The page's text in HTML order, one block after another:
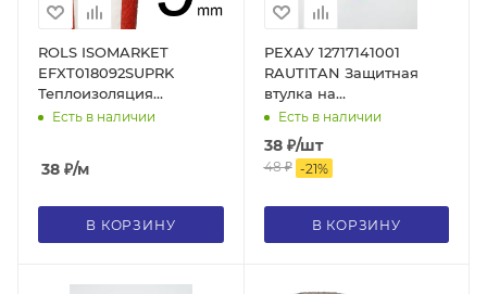
ROLS ISOMARKET
EFXT018092SUPRK
Теплоизоляция
Energoflex® Super
цвет красный
Есть в наличии
38 ₽/м
В КОРЗИНУ
РЕХАУ 12717141001
RAUTITAN Защитная
втулка на
теплоизоляцию, 20 мм,
синяя, полиэтилен
ПЭВД
Есть в наличии
38₽/шт
48₽ -21%
В КОРЗИНУ